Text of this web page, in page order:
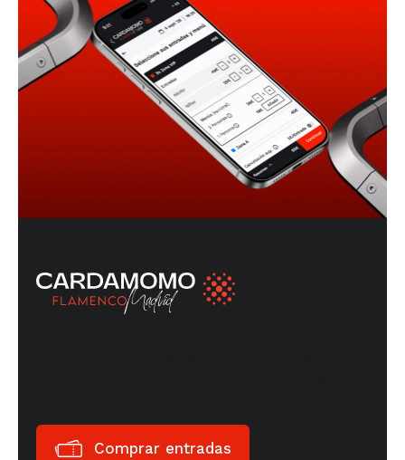
Comprar entradas